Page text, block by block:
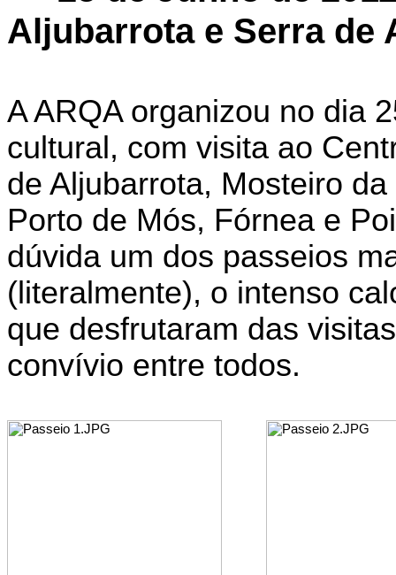
Aljubarrota e Serra de
A ARQA organizou no dia
cultural, com visita ao
de Aljubarrota, Mosteiro
Porto de Mós, Fórnea e
dúvida um dos passeios
(literalmente), o intenso
que desfrutaram das
convívio entre todos.